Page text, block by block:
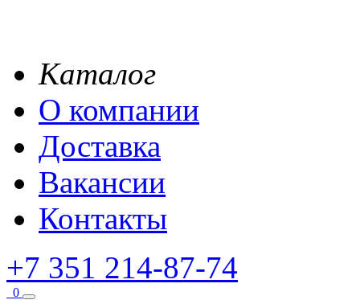
Каталог
О компании
Доставка
Вакансии
Контакты
+7 351 214-87-74
0